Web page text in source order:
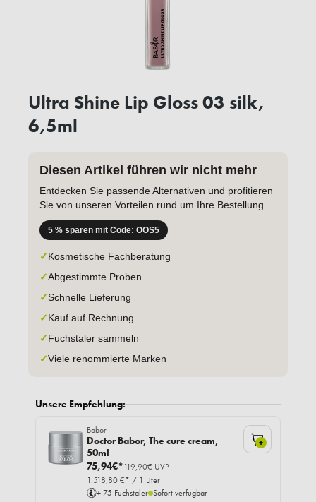
Ultra Shine Lip Gloss 03 silk,
6,5ml
Diesen Artikel führen wir nicht mehr
Entdecken Sie passende Alternativen und profitieren
Sie von unseren Vorteilen rund um Ihre Bestellung.
5 % sparen mit Code: OOS5
✓Kosmetische Fachberatung
✓Abgestimmte Proben
✓Schnelle Lieferung
✓Kauf auf Rechnung
✓Fuchstaler sammeln
✓Viele renommierte Marken
Unsere Empfehlung:
Babor
Doctor Babor, The cure cream,
50ml
75,94€*119,90€ UVP
1.518,80 €* / 1 Liter
+ 75 Fuchstaler Sofort verfügbar
+